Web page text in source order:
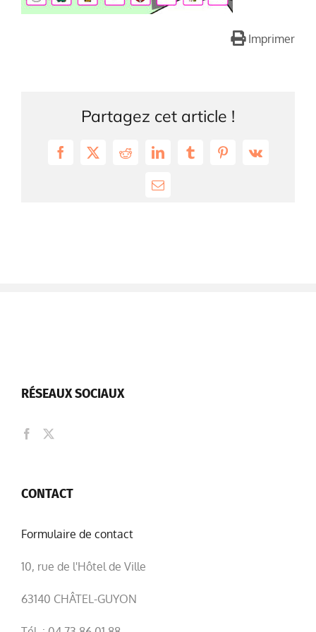
Imprimer
Partagez cet article !
Facebook
X RedditLinkedInTumblrPinterest
Vk
Email
RÉSEAUX SOCIAUX
CONTACT
Formulaire de contact
10, rue de l'Hôtel de Ville
63140 CHÂTEL-GUYON